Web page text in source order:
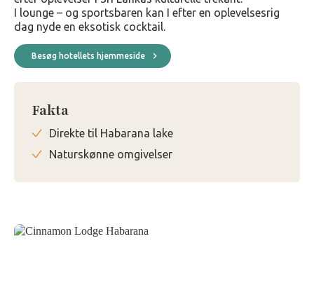
I lounge – og sportsbaren kan I efter en oplevelsesrig
dag nyde en eksotisk cocktail.
Besøg hotellets hjemmeside
Fakta
Direkte til Habarana lake
Naturskønne omgivelser